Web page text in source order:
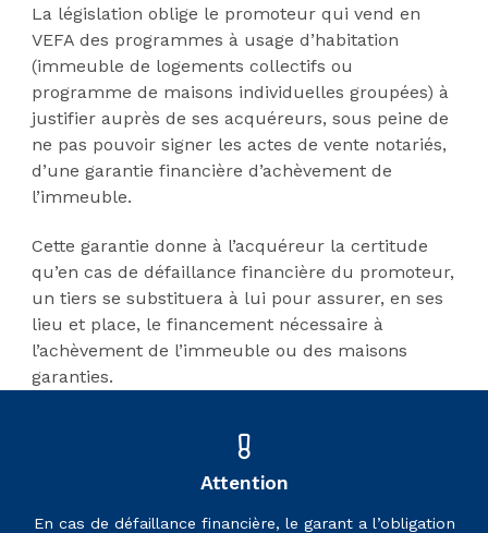
La législation oblige le promoteur qui vend en
VEFA des programmes à usage d’habitation
(immeuble de logements collectifs ou
programme de maisons individuelles groupées) à
justifier auprès de ses acquéreurs, sous peine de
ne pas pouvoir signer les actes de vente notariés,
d’une garantie financière d’achèvement de
l’immeuble.
Cette garantie donne à l’acquéreur la certitude
qu’en cas de défaillance financière du promoteur,
un tiers se substituera à lui pour assurer, en ses
lieu et place, le financement nécessaire à
l’achèvement de l’immeuble ou des maisons
garanties.
Attention
En cas de défaillance financière, le garant a l’obligation